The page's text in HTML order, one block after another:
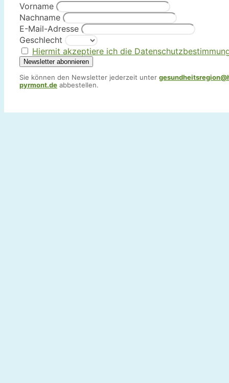
Vorname
Nachname
E-Mail-Adresse
Geschlecht
Hiermit akzeptiere ich die
Sie können den Newsletter jederzeit unter
pyrmont.de abbestellen.